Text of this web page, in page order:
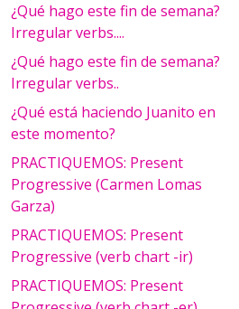
¿Qué hago este fin de semana?
Irregular verbs....
¿Qué hago este fin de semana?
Irregular verbs..
¿Qué está haciendo Juanito en
este momento?
PRACTIQUEMOS: Present
Progressive (Carmen Lomas
Garza)
PRACTIQUEMOS: Present
Progressive (verb chart -ir)
PRACTIQUEMOS: Present